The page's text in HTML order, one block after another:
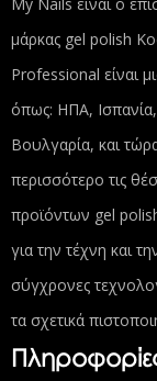
μάρκας gel polish
Professional είναι
όπως: ΗΠΑ,
Βουλγαρία, και
περισσότερο τις
προϊόντων gel
για την τέχνη και
σύγχρονες
τα σχετικά